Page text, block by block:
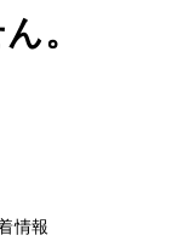
。
ー
情報